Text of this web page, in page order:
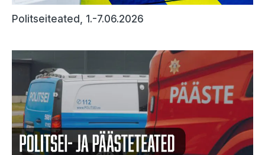
Politseiteated, 1.-7.06.2026